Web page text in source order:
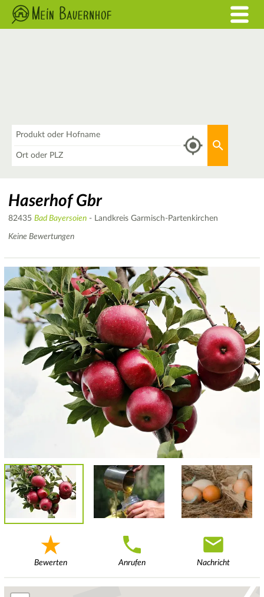
Haserhof Gbr
82435 Bad Bayersoien - Landkreis Garmisch-Partenkirchen
Keine Bewertungen
Bewerten Anrufen Nachricht